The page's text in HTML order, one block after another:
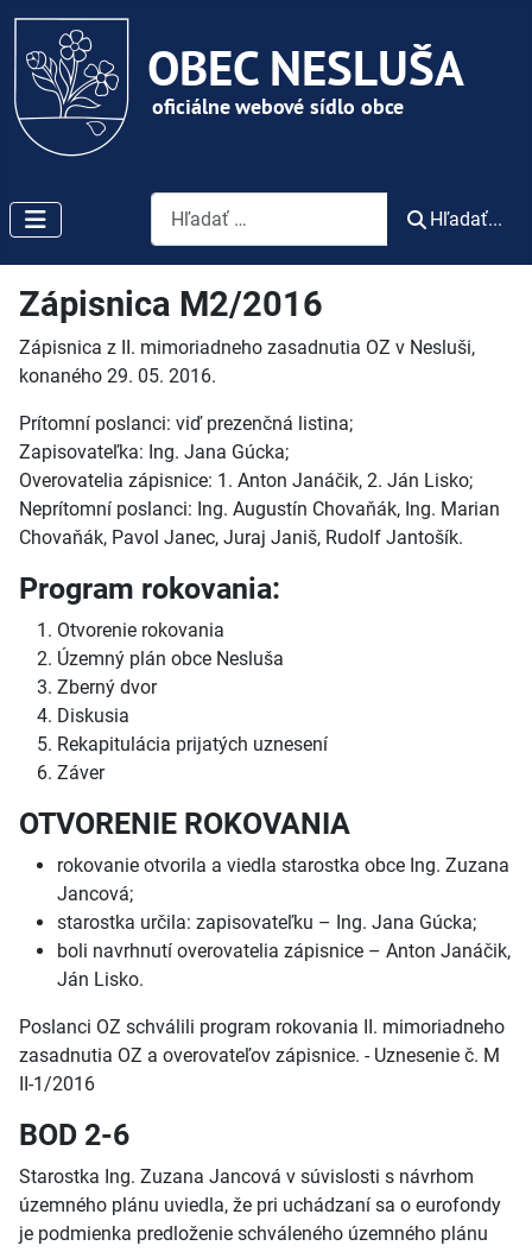
Vyhľadávanie
Hľadať...
Zápisnica M2/2016
Zápisnica z II. mimoriadneho zasadnutia OZ v Nesluši,
konaného 29. 05. 2016.
Prítomní poslanci: viď prezenčná listina;
Zapisovateľka: Ing. Jana Gúcka;
Overovatelia zápisnice: 1. Anton Janáčik, 2. Ján Lisko;
Neprítomní poslanci: Ing. Augustín Chovaňák, Ing. Marian
Chovaňák, Pavol Janec, Juraj Janiš, Rudolf Jantošík.
Program rokovania:
Otvorenie rokovania
Územný plán obce Nesluša
Zberný dvor
Diskusia
Rekapitulácia prijatých uznesení
Záver
OTVORENIE ROKOVANIA
rokovanie otvorila a viedla starostka obce Ing. Zuzana
Jancová;
starostka určila: zapisovateľku – Ing. Jana Gúcka;
boli navrhnutí overovatelia zápisnice – Anton Janáčik,
Ján Lisko.
Poslanci OZ schválili program rokovania II. mimoriadneho
zasadnutia OZ a overovateľov zápisnice. - Uznesenie č. M
II-1/2016
BOD 2-6
Starostka Ing. Zuzana Jancová v súvislosti s návrhom
územného plánu uviedla, že pri uchádzaní sa o eurofondy
je podmienka predloženie schváleného územného plánu